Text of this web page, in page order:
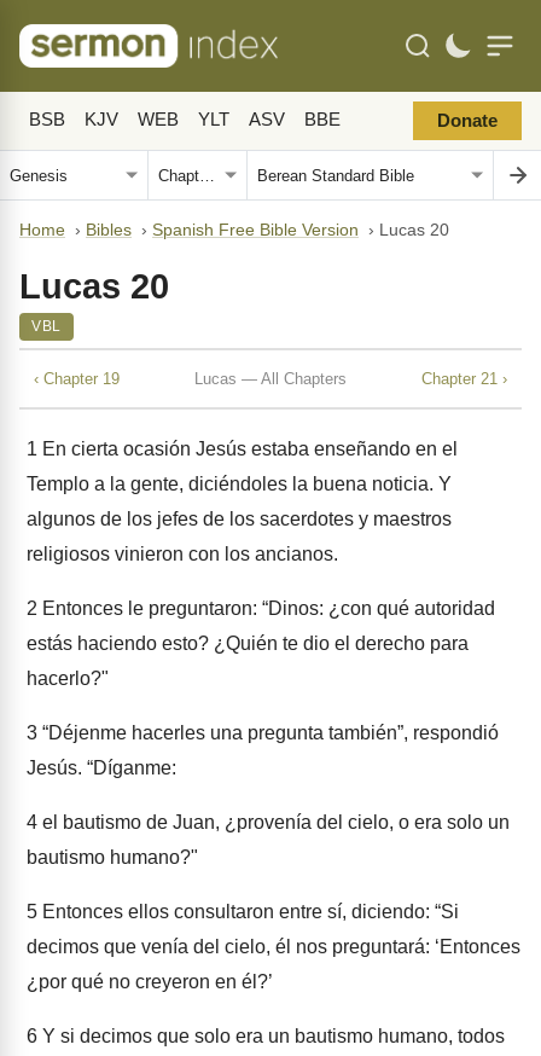
BSB KJV WEB YLT ASV BBE Donate
Home › Bibles › Spanish Free Bible Version › Lucas 20
Lucas 20
VBL
‹ Chapter 19 Lucas — All Chapters Chapter 21 ›
1 En cierta ocasión Jesús estaba enseñando en el
Templo a la gente, diciéndoles la buena noticia. Y
algunos de los jefes de los sacerdotes y maestros
religiosos vinieron con los ancianos.
2 Entonces le preguntaron: “Dinos: ¿con qué autoridad
estás haciendo esto? ¿Quién te dio el derecho para
hacerlo?"
3 “Déjenme hacerles una pregunta también”, respondió
Jesús. “Díganme:
4 el bautismo de Juan, ¿provenía del cielo, o era solo un
bautismo humano?"
5 Entonces ellos consultaron entre sí, diciendo: “Si
decimos que venía del cielo, él nos preguntará: ‘Entonces
¿por qué no creyeron en él?’
6 Y si decimos que solo era un bautismo humano, todos